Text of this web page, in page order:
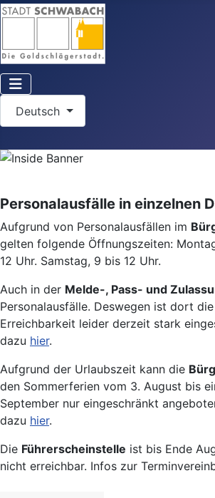
Deutsch
Personalausfälle in einzelnen
Aufgrund von Personalausfällen im
gelten folgende Öffnungszeiten:
12 Uhr. Samstag, 9 bis 12 Uhr.
Auch in der Melde-, Pass- und
Personalausfälle. Deswegen ist dort
Erreichbarkeit leider derzeit stark
dazu hier.
Aufgrund der Urlaubszeit kann die
den Sommerferien vom 3. August bis
September nur eingeschränkt
dazu hier.
Die Führerscheinstelle ist bis Ende
nicht erreichbar. Infos zur